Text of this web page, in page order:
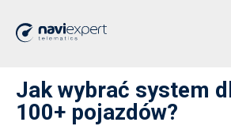
Jak wybrać system
100+ pojazdów?